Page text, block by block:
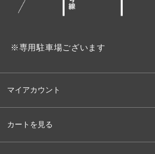
※専用駐車場ございます
マイアカウント
カートを見る